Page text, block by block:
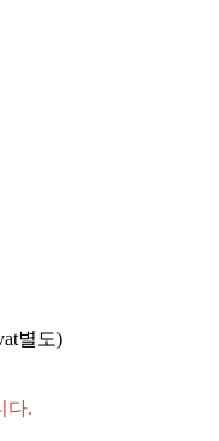
별도)
다.